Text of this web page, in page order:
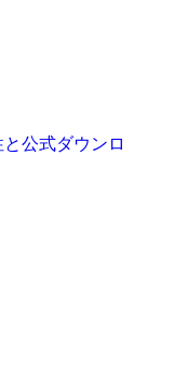
公式ダウンロ